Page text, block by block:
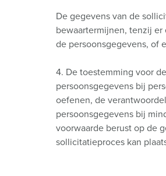
De gegevens van de
bewaartermijnen, tenzij
de persoonsgegevens, of
4. De toestemming voor
persoonsgegevens bij
oefenen, de
persoonsgegevens bij
voorwaarde berust op de
sollicitatieproces kan